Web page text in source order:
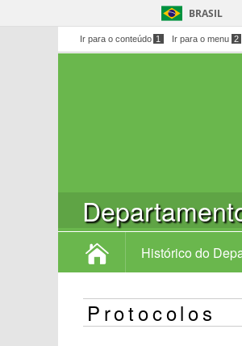
BRASIL
Ir para o conteúdo 1 Ir para o menu 2
Histórico do
Protocolos